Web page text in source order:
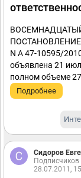
ПОСТАНОВЛЕНИЕ
N А 47-10595/
объявлена 21
полном объеме
Подробнее
Сидоров
Подписчиков
28.07.2011,